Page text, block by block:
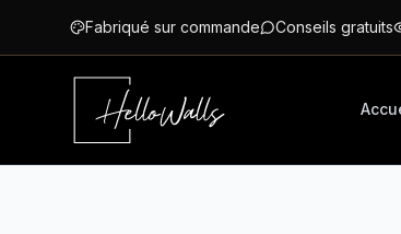
Fabriqué sur commande Conseils gratuits